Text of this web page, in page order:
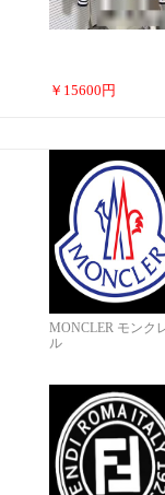
￥ 15600 円
MONCLER モンク
ル